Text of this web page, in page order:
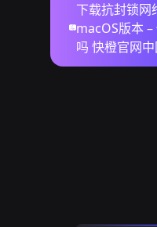
下载抗封锁网
macOS版本
吗 快橙官网